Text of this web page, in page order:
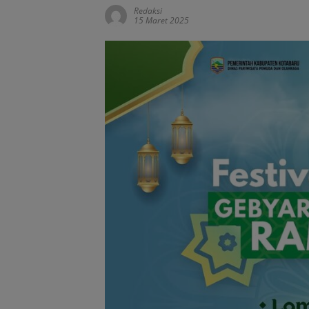
Redaksi
15 Maret 2025